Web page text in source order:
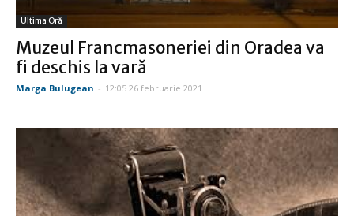
Ultima Oră
Muzeul Francmasoneriei din Oradea va
fi deschis la vară
Marga Bulugean - 12:05 26 februarie 2021